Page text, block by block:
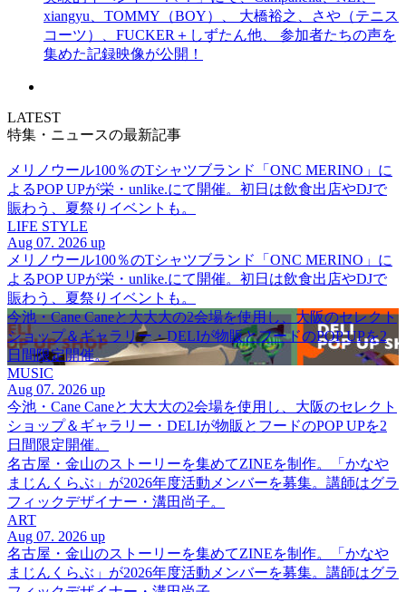
xiangyu、TOMMY（BOY）、 大橋裕之、さや（テニス
コーツ）、FUCKER＋しずたん他、 参加者たちの声を
集めた記録映像が公開！
LATEST
特集・ニュースの最新記事
メリノウール100％のTシャツブランド「ONC MERINO」に
よるPOP UPが栄・unlike.にて開催。初日は飲食出店やDJで
賑わう、夏祭りイベントも。
LIFE STYLE
Aug 07. 2026 up
メリノウール100％のTシャツブランド「ONC MERINO」に
よるPOP UPが栄・unlike.にて開催。初日は飲食出店やDJで
賑わう、夏祭りイベントも。
今池・Cane Caneと大大大の2会場を使用し、大阪のセレクト
ショップ＆ギャラリー・DELIが物販とフードのPOP UPを2
日間限定開催。
MUSIC
Aug 07. 2026 up
今池・Cane Caneと大大大の2会場を使用し、大阪のセレクト
ショップ＆ギャラリー・DELIが物販とフードのPOP UPを2
日間限定開催。
名古屋・金山のストーリーを集めてZINEを制作。「かなや
まじんくらぶ」が2026年度活動メンバーを募集。講師はグラ
フィックデザイナー・溝田尚子。
ART
Aug 07. 2026 up
名古屋・金山のストーリーを集めてZINEを制作。「かなや
まじんくらぶ」が2026年度活動メンバーを募集。講師はグラ